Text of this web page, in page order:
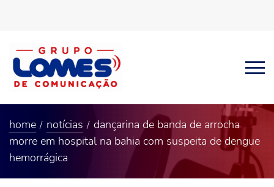
home notícias
dançarina de banda de arrocha
morre em hospital na bahia com suspeita de dengue
hemorrágica